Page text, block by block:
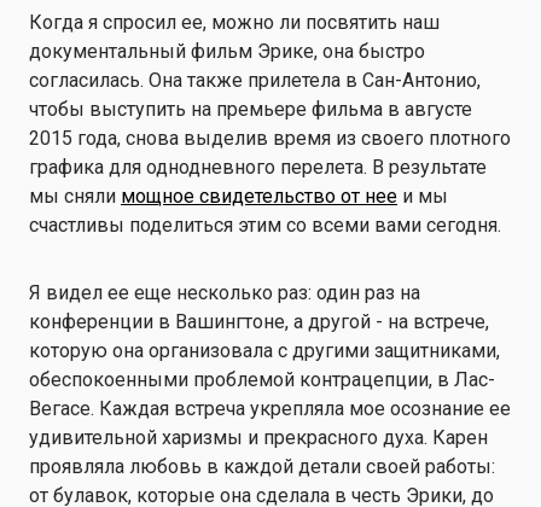
Когда я спросил ее, можно ли посвятить наш
документальный фильм Эрике, она быстро
согласилась. Она также прилетела в Сан-Антонио,
чтобы выступить на премьере фильма в августе
2015 года, снова выделив время из своего плотного
графика для однодневного перелета. В результате
мы сняли мощное свидетельство от нее и мы
счастливы поделиться этим со всеми вами сегодня.
Я видел ее еще несколько раз: один раз на
конференции в Вашингтоне, а другой - на встрече,
которую она организовала с другими защитниками,
обеспокоенными проблемой контрацепции, в Лас-
Вегасе. Каждая встреча укрепляла мое осознание ее
удивительной харизмы и прекрасного духа. Карен
проявляла любовь в каждой детали своей работы:
от булавок, которые она сделала в честь Эрики, до